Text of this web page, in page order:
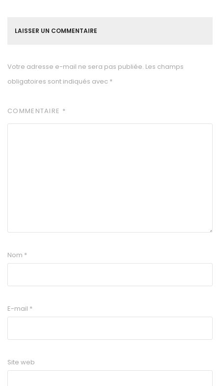
LAISSER UN COMMENTAIRE
Votre adresse e-mail ne sera pas publiée. Les champs
obligatoires sont indiqués avec *
COMMENTAIRE *
Nom *
E-mail *
Site web